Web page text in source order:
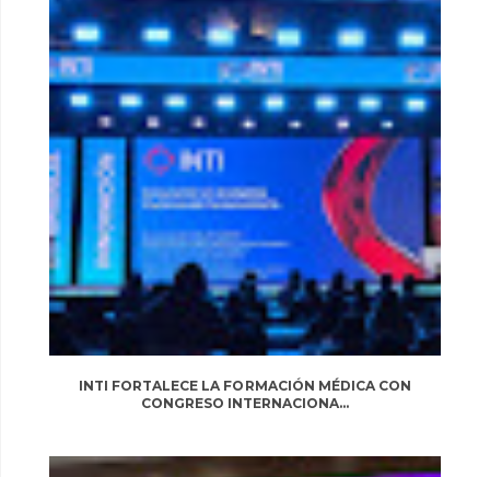
INTI FORTALECE LA FORMACIÓN MÉDICA CON
CONGRESO INTERNACIONA...